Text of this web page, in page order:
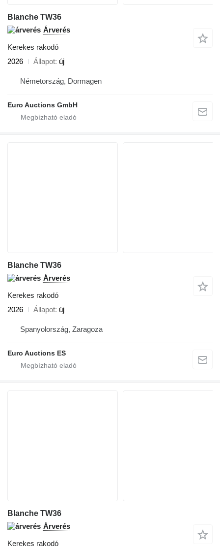
Blanche TW36
Árverés
Kerekes rakodó
2026
Állapot új
Németország, Dormagen
Euro Auctions GmbH
Blanche TW36
Árverés
Kerekes rakodó
2026
Állapot új
Spanyolország, Zaragoza
Euro Auctions ES
Blanche TW36
Árverés
Kerekes rakodó